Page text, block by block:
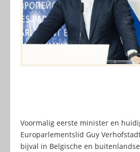
Voormalig eerste minister en
Europarlementslid Guy
bijval in Belgische en